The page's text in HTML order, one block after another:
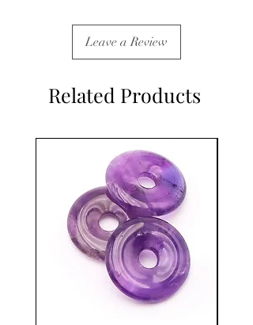
Leave a Review
Related Products